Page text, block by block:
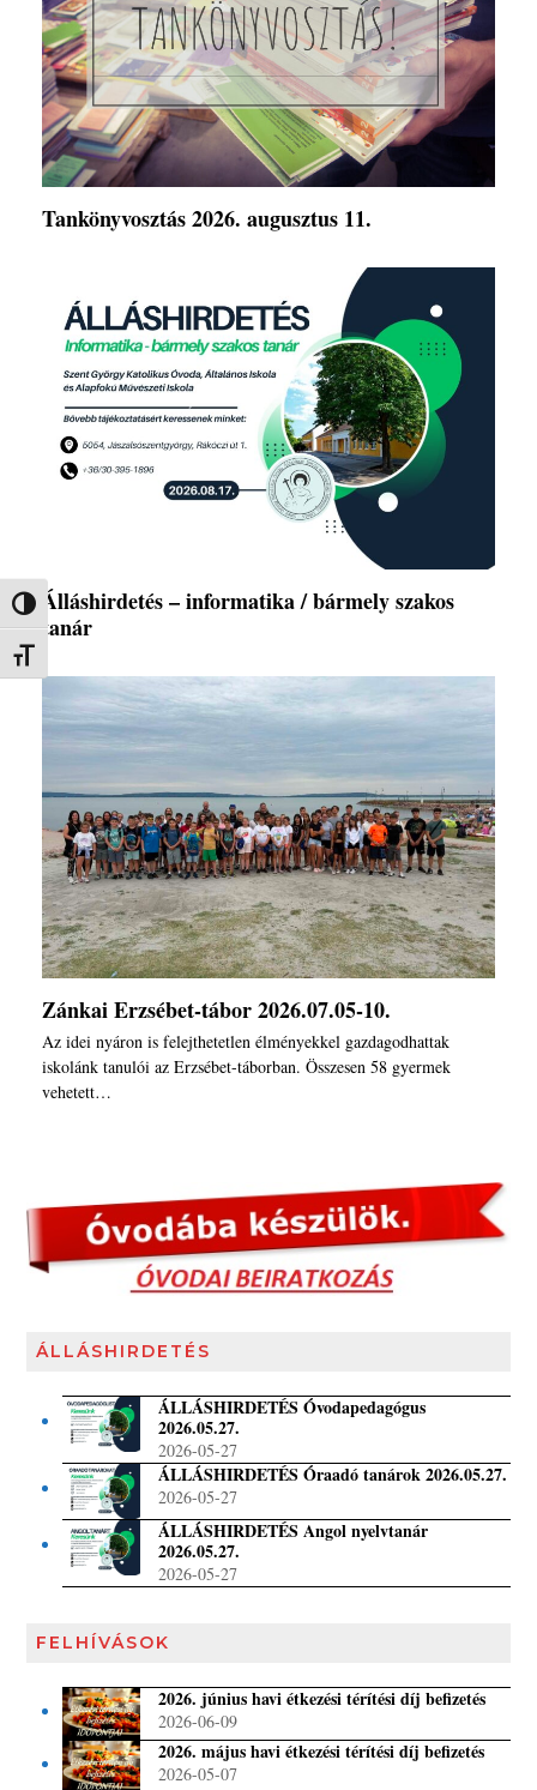
Nagy kontraszt váltása
Betűméret váltása
Tankönyvosztás 2026. augusztus 11.
Álláshirdetés – informatika / bármely szakos
tanár
Zánkai Erzsébet-tábor 2026.07.05-10.
Az idei nyáron is felejthetetlen élményekkel gazdagodhattak
iskolánk tanulói az Erzsébet-táborban. Összesen 58 gyermek
vehetett…
ÁLLÁSHIRDETÉS
ÁLLÁSHIRDETÉS Óvodapedagógus
2026.05.27.
2026-05-27
ÁLLÁSHIRDETÉS Óraadó tanárok 2026.05.27.
2026-05-27
ÁLLÁSHIRDETÉS Angol nyelvtanár
2026.05.27.
2026-05-27
FELHÍVÁSOK
2026. június havi étkezési térítési díj befizetés
2026-06-09
2026. május havi étkezési térítési díj befizetés
2026-05-07